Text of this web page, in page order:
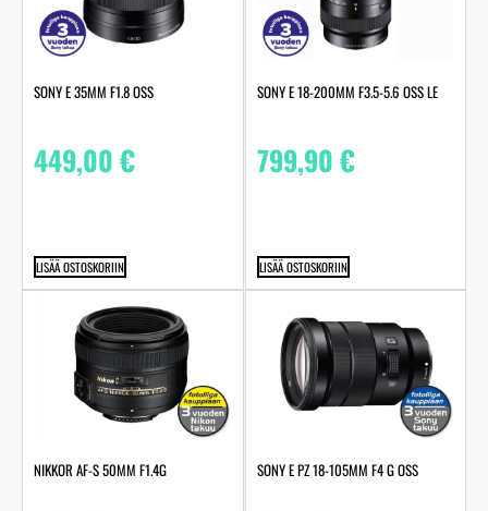
SONY E 35MM F1.8 OSS
449,00€
LISÄÄ OSTOSKORIIN
SONY E 18-200MM F3.5-5.6 OSS LE
799,90€
LISÄÄ OSTOSKORIIN
NIKKOR AF-S 50MM F1.4G SONY E PZ 18-105MM F4 G OSS